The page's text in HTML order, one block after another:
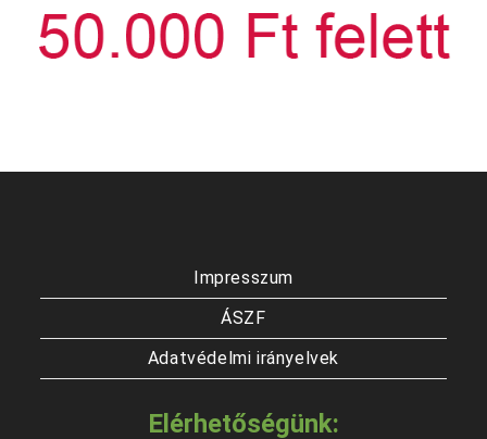
Impresszum
ÁSZF
Adatvédelmi irányelvek
Elérhetőségünk: